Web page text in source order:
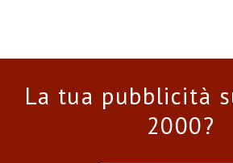
La tua pubblicità
2000?